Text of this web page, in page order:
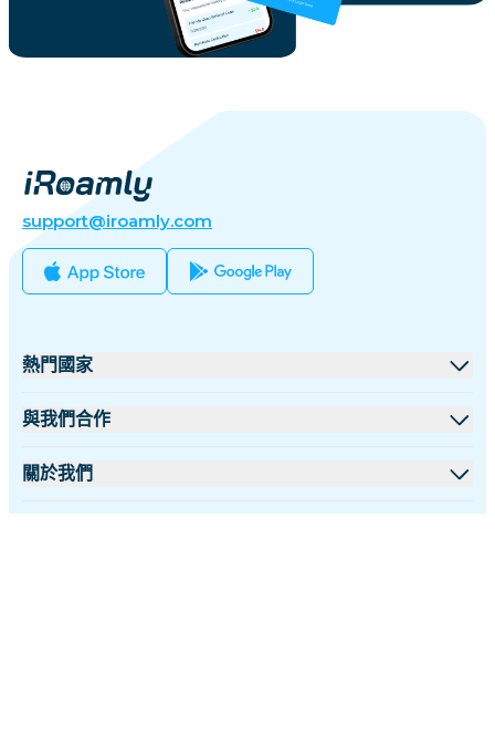
support@iroamly.com
熱門國家
美國
與我們合作
批發平台
關於我們
關於 iRoamly